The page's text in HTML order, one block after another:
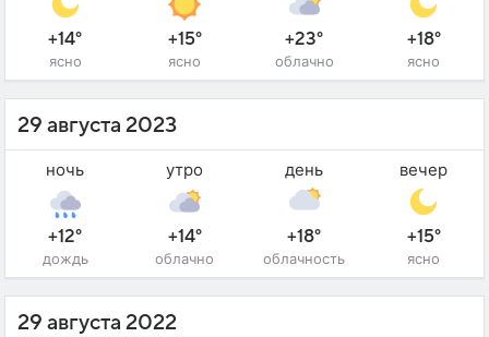
+14°
ясно
+15°
ясно
+23°
облачно
+18°
ясно
29 августа 2023
ночь
+12°
дождь
утро
+14°
облачно
день
+18°
облачность
вечер
+15°
ясно
29 августа 2022